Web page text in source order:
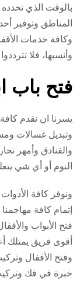
بالوقت الذي
المناطق وتوفير
وكافة خدمات
وأنسبها، فلا
فتح باب
يسرنا ان نقدم
وتبديل غسالات
والفنادق وأمهر
النوم أو أي شي
ونوفر كافة
إتمام كافة
فتح الأبواب
أقوى فريق يمتلك
وفتح الأقفال
خبرة في فك وتركيب